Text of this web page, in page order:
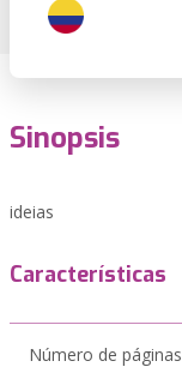
Sinopsis
ideias
Características
Número de páginas